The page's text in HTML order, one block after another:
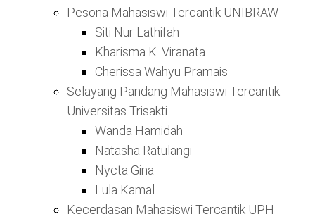
Pesona Mahasiswi Tercantik UNIBRAW
Siti Nur Lathifah
Kharisma K. Viranata
Cherissa Wahyu Pramais
Selayang Pandang Mahasiswi Tercantik
Universitas Trisakti
Wanda Hamidah
Natasha Ratulangi
Nycta Gina
Lula Kamal
Kecerdasan Mahasiswi Tercantik UPH